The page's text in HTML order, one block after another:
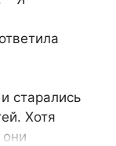
старались
Хотя